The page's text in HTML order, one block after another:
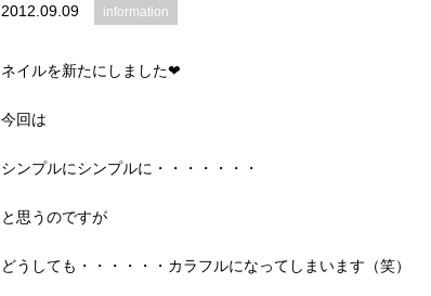
2012.09.09 information
ネイルを新たにしました❤
今回は
シンプルにシンプルに・・・・・・・
と思うのですが
どうしても・・・・・・カラフルになってしまいます（笑）